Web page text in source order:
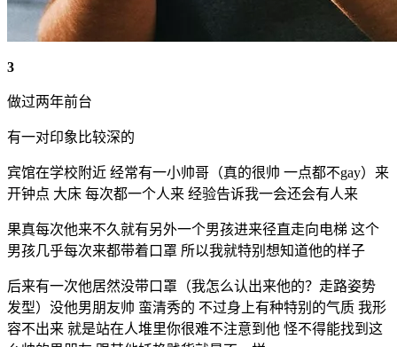
3
做过两年前台
有一对印象比较深的
宾馆在学校附近 经常有一小帅哥（真的很帅 一点都不gay）来
开钟点 大床 每次都一个人来 经验告诉我一会还会有人来
果真每次他来不久就有另外一个男孩进来径直走向电梯 这个
男孩几乎每次来都带着口罩 所以我就特别想知道他的样子
后来有一次他居然没带口罩（我怎么认出来他的？走路姿势
发型）没他男朋友帅 蛮清秀的 不过身上有种特别的气质 我形
容不出来 就是站在人堆里你很难不注意到他 怪不得能找到这